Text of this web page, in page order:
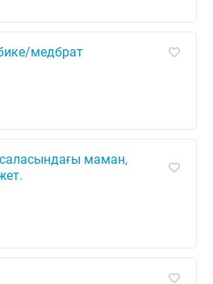
медбрат
маман,